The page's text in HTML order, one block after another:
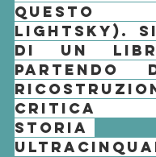
Lightsky).
di un
partendo
critica
storia